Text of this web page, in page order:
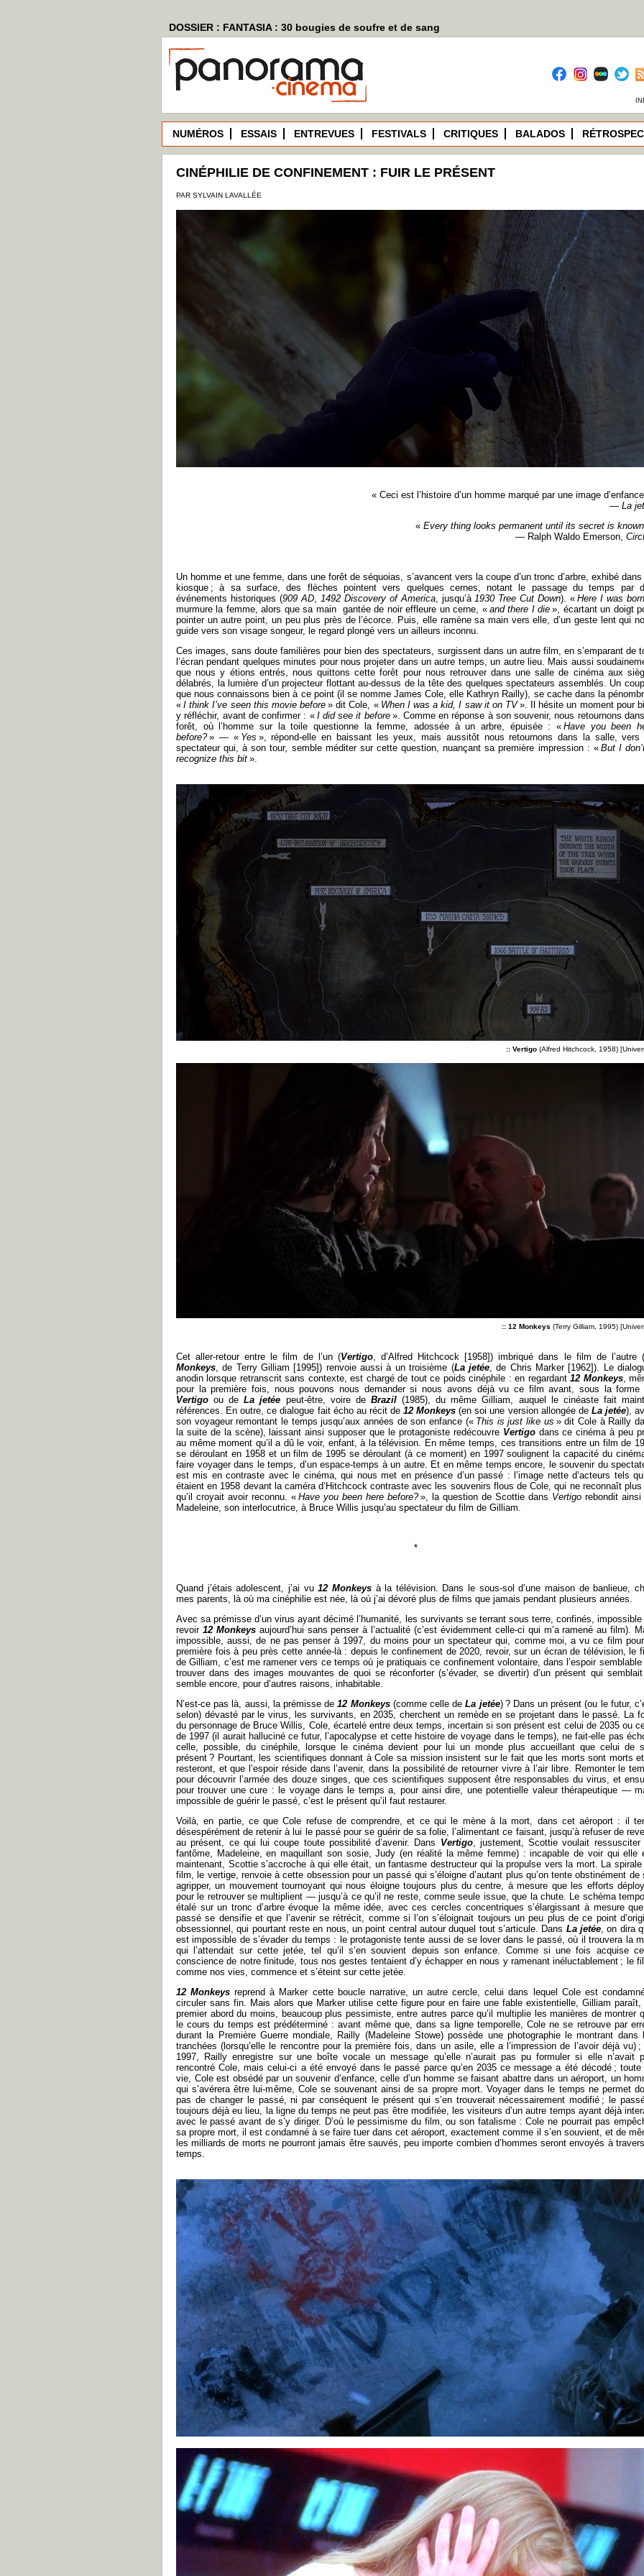
DOSSIER : FANTASIA : 30 bougies de soufre et de sang
NUMÉROS ESSAIS ENTREVUES FESTIVALS CRITIQUES BALADOS
CINÉPHILIE DE CONFINEMENT : FUIR LE PRÉSENT
PAR SYLVAIN LAVALLÉE
« Ceci est l’histoire d’un homme marqué par une image
— La
« Every thing looks permanent until its secret is known
— Ralph Waldo Emerson,
Un homme et une femme, dans une forêt de séquoias, s’avancent vers la coupe d’un tronc d’arbre, exhibé dans
kiosque ; à sa surface, des flèches pointent vers quelques cernes, notant le passage du temps par
événements historiques (909 AD, 1492 Discovery of America, jusqu’à1930 Tree Cut Down). «Here I was born
murmure la femme, alors que sa main gantée de noir effleure un cerne, « and there I die », écartant un doigt
pointer un autre point, un peu plus près de l’écorce. Puis, elle ramène sa main vers elle, d’un geste lent qui
guide vers son visage songeur, le regard plongé vers un ailleurs inconnu.
Ces images, sans doute familières pour bien des spectateurs, surgissent dans un autre film, en s’emparant de
l’écran pendant quelques minutes pour nous projeter dans un autre temps, un autre lieu. Mais aussi
que nous y étions entrés, nous quittons cette forêt pour nous retrouver dans une salle de cinéma aux
délabrés, la lumière d’un projecteur flottant au-dessus de la tête des quelques spectateurs assemblés. Un
que nous connaissons bien à ce point (il se nomme James Cole, elle Kathryn Railly), se cache dans la
« I think I’ve seen this movie before » dit Cole, « When I was a kid, I saw it on TV». Il hésite un moment pour
y réfléchir, avant de confirmer : « I did see it before». Comme en réponse à son souvenir, nous retournons
forêt, où l’homme sur la toile questionne la femme, adossée à un arbre, épuisée : « Have you been
before?» — « Yes », répond-elle en baissant les yeux, mais aussitôt nous retournons dans la salle, vers
spectateur qui, à son tour, semble méditer sur cette question, nuançant sa première impression : « But I
recognize this bit ».
:: Vertigo (Alfred Hitchcock, 1958)
:: 12 Monkeys (Terry Gilliam, 1995)
Cet aller-retour entre le film de l’un (Vertigo, d’Alfred Hitchcock [1958]) imbriqué dans le film de l’autre
Monkeys, de Terry Gilliam [1995]) renvoie aussi à un troisième (La jetée, de Chris Marker [1962]). Le
anodin lorsque retranscrit sans contexte, est chargé de tout ce poids cinéphile : en regardant12 Monkeys,
pour la première fois, nous pouvons nous demander si nous avons déjà vu ce film avant, sous la forme
Vertigoou deLa jetée peut-être, voire de Brazil(1985), du même Gilliam, auquel le cinéaste fait
références. En outre, ce dialogue fait écho au récit de 12 Monkeys (en soi une version allongée de La jetée),
son voyageur remontant le temps jusqu’aux années de son enfance (« This is just like us » dit Cole à Railly
la suite de la scène), laissant ainsi supposer que le protagoniste redécouvre Vertigo dans ce cinéma à peu
au même moment qu’il a dû le voir, enfant, à la télévision. En même temps, ces transitions entre un film de
se déroulant en 1958 et un film de 1995 se déroulant (à ce moment) en 1997 soulignent la capacité du
faire voyager dans le temps, d’un espace-temps à un autre. Et en même temps encore, le souvenir du
est mis en contraste avec le cinéma, qui nous met en présence d’un passé : l’image nette d’acteurs tels
étaient en 1958 devant la caméra d’Hitchcock contraste avec les souvenirs flous de Cole, qui ne reconnaît plus
qu’il croyait avoir reconnu. « Have you been here before?», la question de Scottie dans Vertigo rebondit ainsi
Madeleine, son interlocutrice, à Bruce Willis jusqu’au spectateur du film de Gilliam.
*
Quand j’étais adolescent, j’ai vu12 Monkeys à la télévision. Dans le sous-sol d’une maison de banlieue,
mes parents, là où ma cinéphilie est née, là où j’ai dévoré plus de films que jamais pendant plusieurs années.
Avec sa prémisse d’un virus ayant décimé l’humanité, les survivants se terrant sous terre, confinés, impossible
revoir 12 Monkeys aujourd’hui sans penser à l’actualité (c’est évidemment celle-ci qui m’a ramené au film).
impossible, aussi, de ne pas penser à 1997, du moins pour un spectateur qui, comme moi, a vu ce film
première fois à peu près cette année-là : depuis le confinement de 2020, revoir, sur un écran de télévision, le
de Gilliam, c’est me ramener vers ce temps où je pratiquais ce confinement volontaire, dans l’espoir semblable
trouver dans des images mouvantes de quoi se réconforter (s’évader, se divertir) d’un présent qui
semble encore, pour d’autres raisons, inhabitable.
N’est-ce pas là, aussi, la prémisse de12 Monkeys (comme celle deLa jetée) ? Dans un présent (ou le futur,
selon) dévasté par le virus, les survivants, en 2035, cherchent un remède en se projetant dans le passé. La
du personnage de Bruce Willis, Cole, écartelé entre deux temps, incertain si son présent est celui de 2035 ou
de 1997 (il aurait halluciné ce futur, l’apocalypse et cette histoire de voyage dans le temps), ne fait-elle pas
celle, possible, du cinéphile, lorsque le cinéma devient pour lui un monde plus accueillant que celui de
présent ? Pourtant, les scientifiques donnant à Cole sa mission insistent sur le fait que les morts sont morts
resteront, et que l’espoir réside dans l’avenir, dans la possibilité de retourner vivre à l’air libre. Remonter le
pour découvrir l’armée des douze singes, que ces scientifiques supposent être responsables du virus, et
pour trouver une cure : le voyage dans le temps a, pour ainsi dire, une potentielle valeur thérapeutique —
impossible de guérir le passé, c’est le présent qu’il faut restaurer.
Voilà, en partie, ce que Cole refuse de comprendre, et ce qui le mène à la mort, dans cet aéroport : il
désespérément de retenir à lui le passé pour se guérir de sa folie, l’alimentant ce faisant, jusqu’à refuser de
au présent, ce qui lui coupe toute possibilité d’avenir. Dans Vertigo, justement, Scottie voulait ressusciter
fantôme, Madeleine, en maquillant son sosie, Judy (en réalité la même femme) : incapable de voir qui elle
maintenant, Scottie s’accroche à qui elle était, un fantasme destructeur qui la propulse vers la mort. La spirale
film, le vertige, renvoie à cette obsession pour un passé qui s’éloigne d’autant plus qu’on tente obstinément de
agripper, un mouvement tournoyant qui nous éloigne toujours plus du centre, à mesure que les efforts
pour le retrouver se multiplient — jusqu’à ce qu’il ne reste, comme seule issue, que la chute. Le schéma
étalé sur un tronc d’arbre évoque la même idée, avec ces cercles concentriques s’élargissant à mesure
passé se densifie et que l’avenir se rétrécit, comme si l’on s’éloignait toujours un peu plus de ce point
obsessionnel, qui pourtant reste en nous, un point central autour duquel tout s’articule. Dans La jetée, on dira
est impossible de s’évader du temps : le protagoniste tente aussi de se lover dans le passé, où il trouvera la
qui l’attendait sur cette jetée, tel qu’il s’en souvient depuis son enfance. Comme si une fois acquise
conscience de notre finitude, tous nos gestes tentaient d’y échapper en nous y ramenant inéluctablement ; le
comme nos vies, commence et s’éteint sur cette jetée.
12 Monkeysreprend à Marker cette boucle narrative, un autre cercle, celui dans lequel Cole est
circuler sans fin. Mais alors que Marker utilise cette figure pour en faire une fable existentielle, Gilliam paraît,
premier abord du moins, beaucoup plus pessimiste, entre autres parce qu’il multiplie les manières de montrer
le cours du temps est prédéterminé : avant même que, dans sa ligne temporelle, Cole ne se retrouve par
durant la Première Guerre mondiale, Railly (Madeleine Stowe) possède une photographie le montrant dans
tranchées (lorsqu’elle le rencontre pour la première fois, dans un asile, elle a l’impression de l’avoir déjà vu) ;
1997, Railly enregistre sur une boîte vocale un message qu’elle n’aurait pas pu formuler si elle n’avait
rencontré Cole, mais celui-ci a été envoyé dans le passé parce qu’en 2035 ce message a été décodé ; toute
vie, Cole est obsédé par un souvenir d’enfance, celle d’un homme se faisant abattre dans un aéroport, un
qui s’avérera être lui-même, Cole se souvenant ainsi de sa propre mort. Voyager dans le temps ne permet
pas de changer le passé, ni par conséquent le présent qui s’en trouverait nécessairement modifié ; le
toujours déjà eu lieu, la ligne du temps ne peut pas être modifiée, les visiteurs d’un autre temps ayant déjà
avec le passé avant de s’y diriger. D’où le pessimisme du film, ou son fatalisme : Cole ne pourrait pas
sa propre mort, il est condamné à se faire tuer dans cet aéroport, exactement comme il s’en souvient, et de
les milliards de morts ne pourront jamais être sauvés, peu importe combien d’hommes seront envoyés à
temps.